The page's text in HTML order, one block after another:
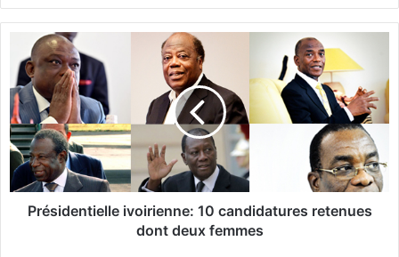
bsi
te
ce
bo
é
s
i
d
e
n
t
Présidentielle ivoirienne: 10 candidatures retenues
dont deux femmes